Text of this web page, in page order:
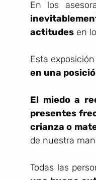
En los
actitudes en
Esta
en una
El miedo a
presentes
crianza o
de nuestra
Todas las